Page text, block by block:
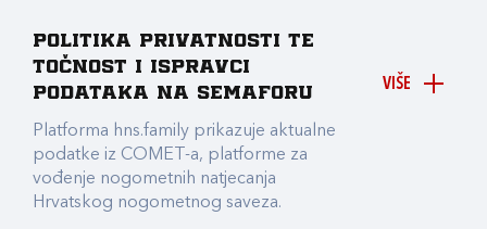
VIŠE
Politika privatnosti te
točnost i ispravci
podataka na Semaforu
Platforma hns.family prikazuje aktualne
podatke iz COMET-a, platforme za
vođenje nogometnih natjecanja
Hrvatskog nogometnog saveza.